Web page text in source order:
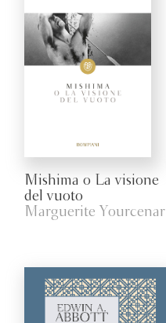
Mishima o La visione
del vuoto
Marguerite Yourcenar